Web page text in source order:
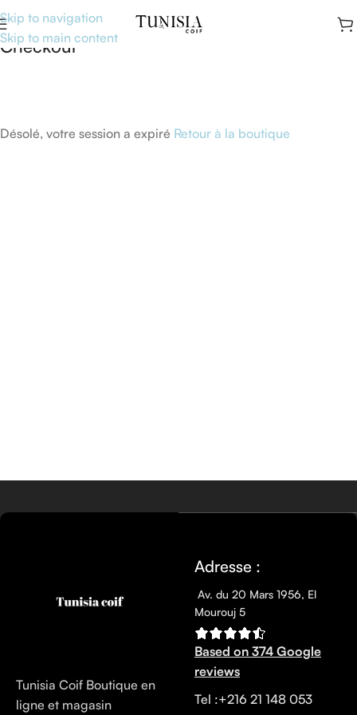
Skip to navigation
Skip to main content
Checkout
Désolé, votre session a expiré Retour à la boutique
Tunisia Coif Boutique en
ligne et magasin
Adresse :
Av. du 20 Mars 1956, El
Mourouj 5
Based on 374 Google
reviews
Tel :+216 21 148 053